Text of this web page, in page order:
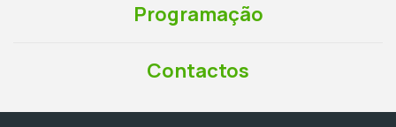
Programação
Contactos